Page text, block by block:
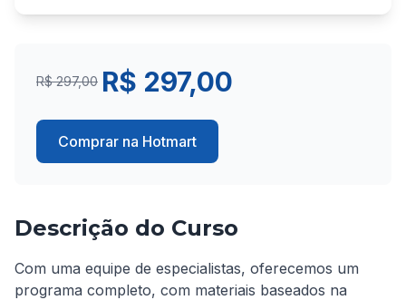
R$ 297,00 R$ 297,00
Comprar na Hotmart
Descrição do Curso
Com uma equipe de especialistas, oferecemos um
programa completo, com materiais baseados na